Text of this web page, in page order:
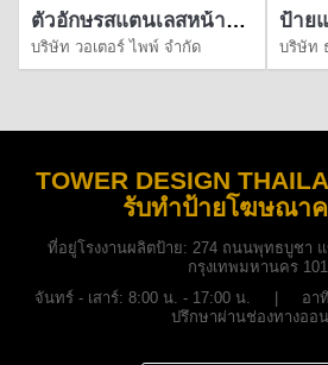
ตัวอักษรสแตนเลสหน้าทอง
บริษัท วอเตอร์ ไพพ์ จำกัด
ป้าย
บริษัท
TOWER DESIGN
รับทำป้ายโฆษณาค
ที่อยู่โรงงานผลิตป้าย: 274 ถนนพุทธบูชา
กรุงเทพมหานคร
จันทร์ - เสาร์: 8:00 น. - 17:00 น. | อาทิ
ปรึกษาผ่านช่องทางออ